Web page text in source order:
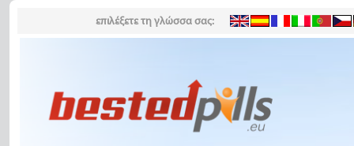
επιλέξετε τη γλώσσα σας: